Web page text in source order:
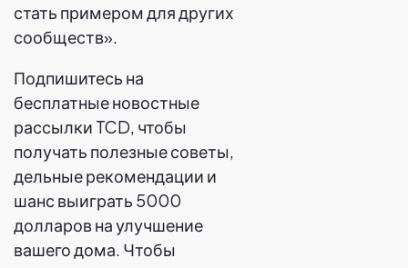
стать примером для других
сообществ».
Подпишитесь на
бесплатные новостные
рассылки TCD, чтобы
получать полезные советы,
дельные рекомендации и
шанс выиграть 5000
долларов на улучшение
вашего дома. Чтобы